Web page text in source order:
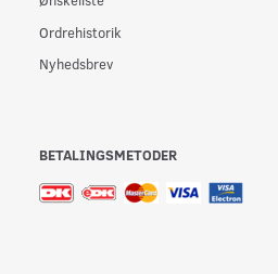
Ordrehistorik
Nyhedsbrev
BETALINGSMETODER